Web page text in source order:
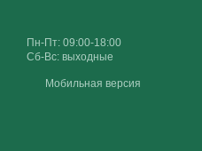
Пн-Пт: 09:00-18:00
Сб-Вс: выходные
Мобильная версия